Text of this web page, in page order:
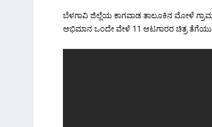
ಬೆಳಗಾವಿ ಜಿಲ್ಲೆಯ ಕಾಗವಾಡ ತಾಲೂಕಿನ ಮೋಳೆ
ಅಭಿಮಾನ ಒಂದೇ ವೇಳೆ 11 ಆಟಗಾರರ ಚಿತ್ರ